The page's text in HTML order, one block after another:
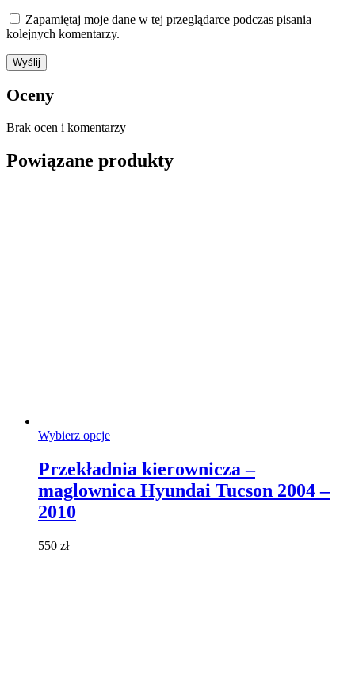
Zapamiętaj moje dane w tej przeglądarce podczas pisania
kolejnych komentarzy.
Oceny
Brak ocen i komentarzy
Powiązane produkty
Wybierz opcjeTen
ma
wiele
wariantów.
Przekładnia kierownicza –
maglownica Hyundai Tucson 2004 –
2010
550 zł